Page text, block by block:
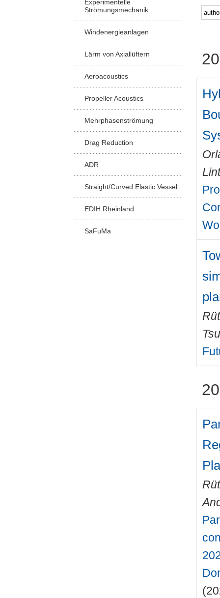
Experimentelle
Strömungsmechanik
Windenergieanlagen
Lärm von Axiallüftern
Aeroacoustics
Propeller Acoustics
Mehrphasenströmung
Drag Reduction
ADR
Straight/Curved Elastic Vessel
EDIH Rheinland
SaFuMa